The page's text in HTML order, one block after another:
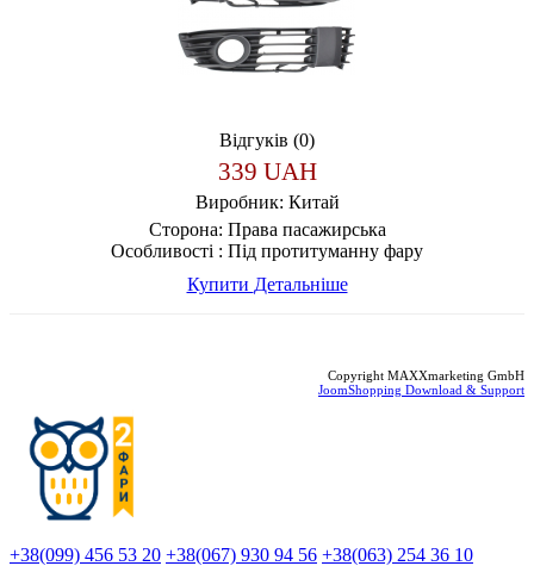
Відгуків (0)
339 UAH
Виробник: Китай
Сторона: Права пасажирська
Особливості : Під протитуманну фару
Купити Детальніше
Copyright MAXXmarketing GmbH
JoomShopping Download & Support
+38(099) 456 53 20 +38(067) 930 94 56 +38(063) 254 36 10